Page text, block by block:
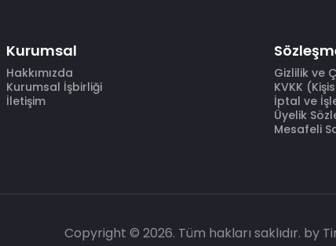
Kurumsal
Hakkımızda
Kurumsal İşbirliği
İletişim
Gizlilik ve
KVKK
İptal ve
Üyelik
Mesafeli
Copyright © 2026. Tüm hakları saklıdır. by